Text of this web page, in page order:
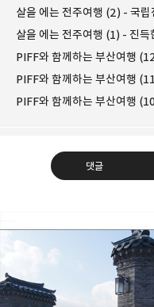
살을 에는 전주여행 (2) - 국
살을 에는 전주여행 (1) - 진득
PIFF와 함께하는 부산여행
PIFF와 함께하는 부산여행
PIFF와 함께하는 부산여행
댓글
다방면의 깊은 관심과 얕은 이
비주류이자 진화하는 영원한
구독하기 카카